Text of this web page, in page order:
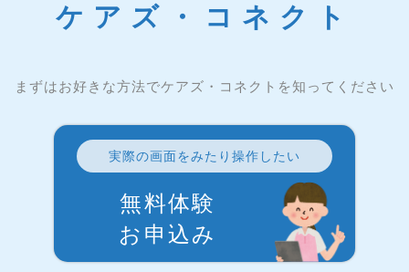
ケアズ・コネクト
まずはお好きな方法でケアズ・コネクトを知ってください
実際の画面をみたり操作したい
無料体験
お申込み